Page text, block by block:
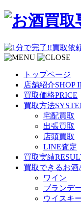
トップページ
店舗紹介SHOP
買取価格PRICE
買取方法
宅配買取
出張買取
店頭買取
LINE査定
買取実績
買取できるお酒
ワイン
ブランデ
ウイスキ